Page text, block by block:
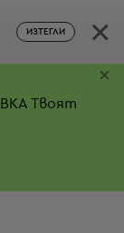
ИЗТЕГЛИ ×
Твоят
×